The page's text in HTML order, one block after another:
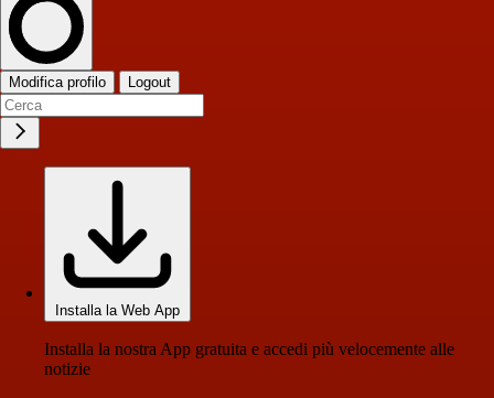
Modifica profilo Logout
Installa la Web App
Installa la nostra App gratuita e accedi più velocemente alle
notizie